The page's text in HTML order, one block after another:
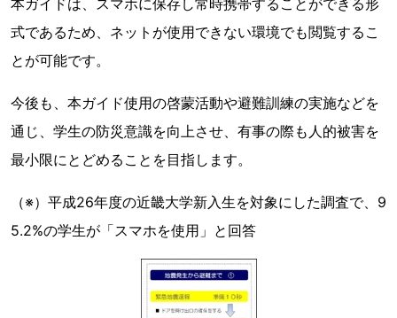
本ガイドは、スマホに保存し常時携帯することができる形
式であるため、ネットが使用できない環境でも閲覧するこ
とが可能です。
今後も、本ガイド使用の啓蒙活動や避難訓練の実施などを
通じ、学生の防災意識を向上させ、有事の際も人的被害を
最小限にとどめることを目指します。
（※）平成26年度の近畿大学新入生を対象にした調査で、9
5.2%の学生が「スマホを使用」と回答